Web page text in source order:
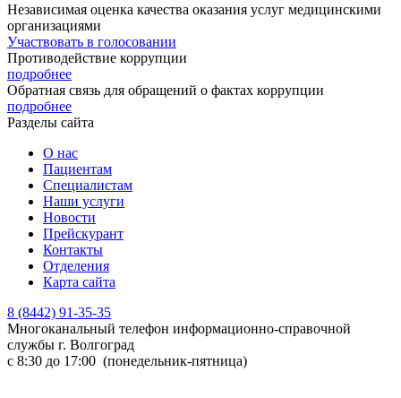
Независимая оценка качества оказания услуг медицинскими
организациями
Участвовать в голосовании
Противодействие коррупции
подробнее
Обратная связь для обращений о фактах коррупции
подробнее
Разделы сайта
О нас
Пациентам
Специалистам
Наши услуги
Новости
Прейскурант
Контакты
Отделения
Карта сайта
8 (8442) 91-35-35
Многоканальный телефон информационно-справочной
службы г. Волгоград
с 8:30 до 17:00 (понедельник-пятница)